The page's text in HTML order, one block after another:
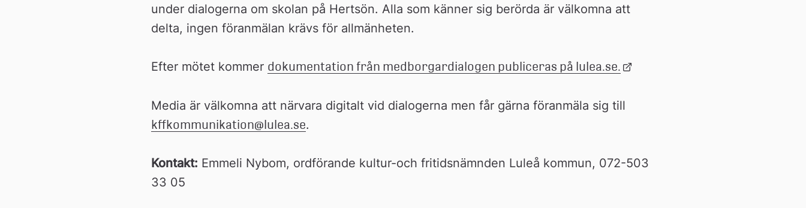
till
under dialogerna om skolan på Hertsön. Alla som känner sig berörda är välkomna att
delta, ingen föranmälan krävs för allmänheten.
Efter mötet kommer dokumentation från medborgardialogen publiceras på lulea.se. Länk
extern
kffkommunikation@lulea.se.
Kontakt: Emmeli Nybom, ordförande kultur-och fritidsnämnden Luleå kommun, 072-503
33 05